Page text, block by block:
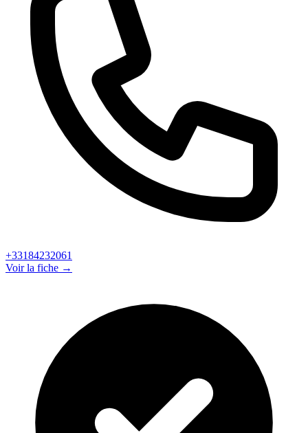
+33184232061
Voir la fiche →